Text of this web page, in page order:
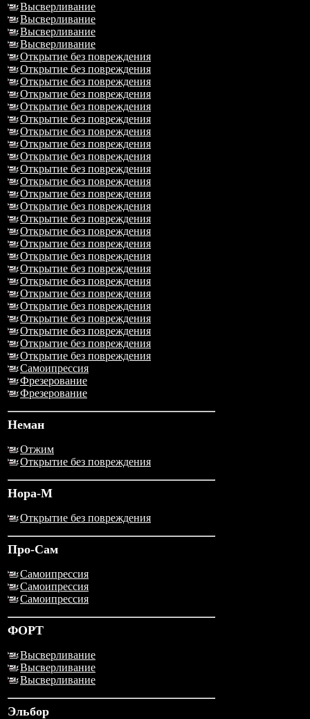
Высверливание
Высверливание
Высверливание
Высверливание
Открытие без повреждения
Открытие без повреждения
Открытие без повреждения
Открытие без повреждения
Открытие без повреждения
Открытие без повреждения
Открытие без повреждения
Открытие без повреждения
Открытие без повреждения
Открытие без повреждения
Открытие без повреждения
Открытие без повреждения
Открытие без повреждения
Открытие без повреждения
Открытие без повреждения
Открытие без повреждения
Открытие без повреждения
Открытие без повреждения
Открытие без повреждения
Открытие без повреждения
Открытие без повреждения
Открытие без повреждения
Открытие без повреждения
Открытие без повреждения
Открытие без повреждения
Самоипрессия
Фрезерование
Фрезерование
Неман
Отжим
Открытие без повреждения
Нора-М
Открытие без повреждения
Про-Сам
Самоипрессия
Самоипрессия
Самоипрессия
ФОРТ
Высверливание
Высверливание
Высверливание
Эльбор